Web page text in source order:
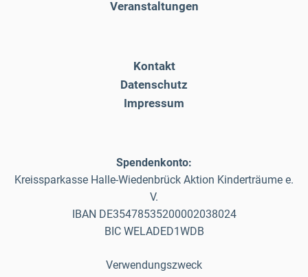
Veranstaltungen
Kontakt
Datenschutz
Impressum
Spendenkonto:
Kreissparkasse Halle-Wiedenbrück Aktion Kinderträume e.
V.
IBAN DE35478535200002038024
BIC WELADED1WDB
Verwendungszweck